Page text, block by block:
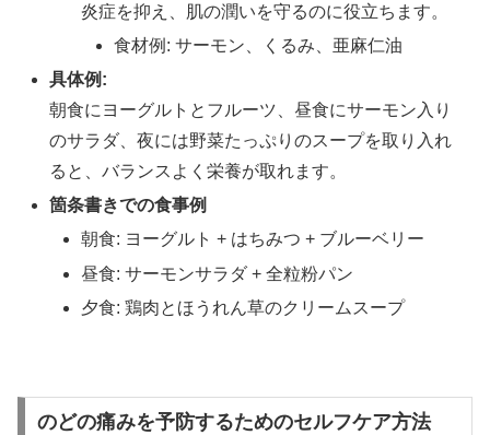
炎症を抑え、肌の潤いを守るのに役立ちます。
食材例: サーモン、くるみ、亜麻仁油
具体例:
朝食にヨーグルトとフルーツ、昼食にサーモン入り
のサラダ、夜には野菜たっぷりのスープを取り入れ
ると、バランスよく栄養が取れます。
箇条書きでの食事例
朝食: ヨーグルト + はちみつ + ブルーベリー
昼食: サーモンサラダ + 全粒粉パン
夕食: 鶏肉とほうれん草のクリームスープ
のどの痛みを予防するためのセルフケア方法